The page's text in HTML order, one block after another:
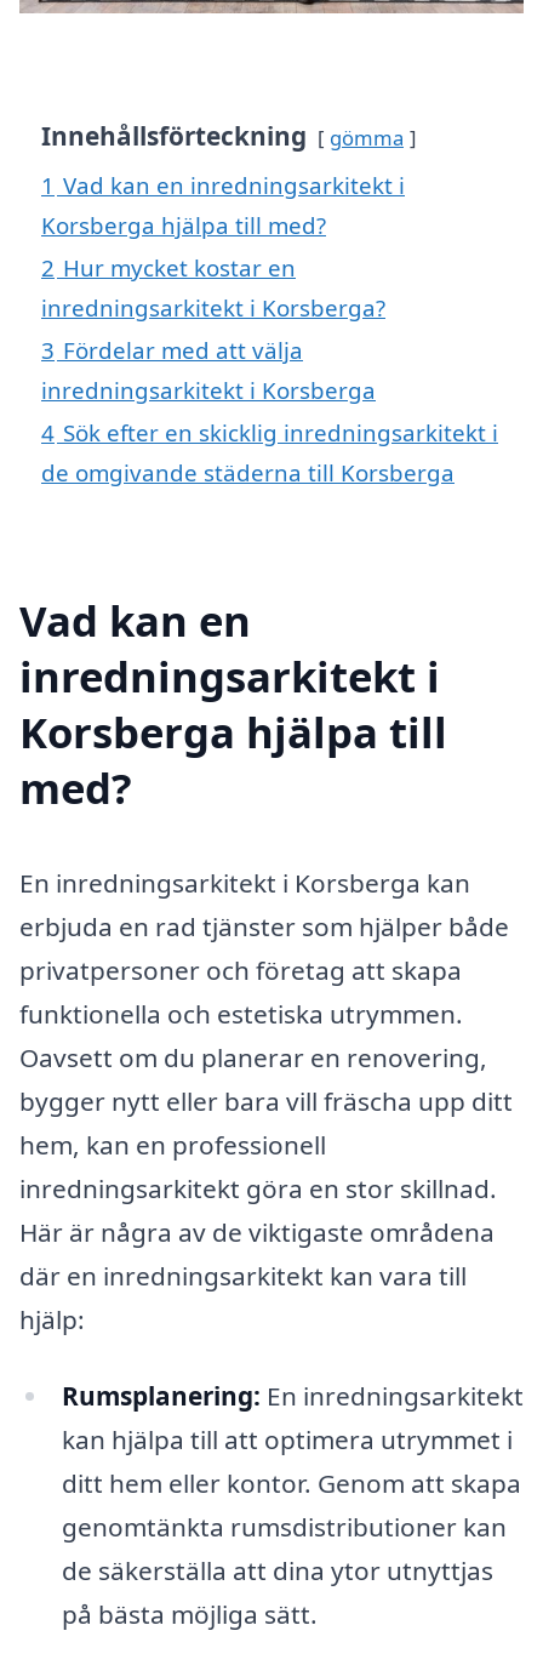
Innehållsförteckning gömma
1 Vad kan en inredningsarkitekt i
Korsberga hjälpa till med?
2 Hur mycket kostar en
inredningsarkitekt i Korsberga?
3 Fördelar med att välja
inredningsarkitekt i Korsberga
4 Sök efter en skicklig inredningsarkitekt i
de omgivande städerna till Korsberga
Vad kan en
inredningsarkitekt i
Korsberga hjälpa till
med?
En inredningsarkitekt i Korsberga kan
erbjuda en rad tjänster som hjälper både
privatpersoner och företag att skapa
funktionella och estetiska utrymmen.
Oavsett om du planerar en renovering,
bygger nytt eller bara vill fräscha upp ditt
hem, kan en professionell
inredningsarkitekt göra en stor skillnad.
Här är några av de viktigaste områdena
där en inredningsarkitekt kan vara till
hjälp:
Rumsplanering: En inredningsarkitekt
kan hjälpa till att optimera utrymmet i
ditt hem eller kontor. Genom att skapa
genomtänkta rumsdistributioner kan
de säkerställa att dina ytor utnyttjas
på bästa möjliga sätt.